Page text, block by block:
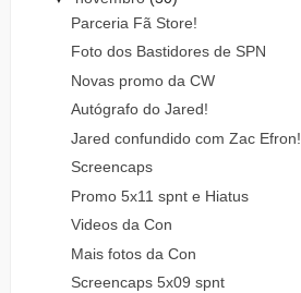
Parceria Fã Store!
Foto dos Bastidores de SPN
Novas promo da CW
Autógrafo do Jared!
Jared confundido com Zac Efron!
Screencaps
Promo 5x11 spnt e Hiatus
Videos da Con
Mais fotos da Con
Screencaps 5x09 spnt